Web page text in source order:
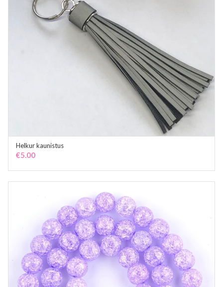
Helkur kaunistus
€5.00